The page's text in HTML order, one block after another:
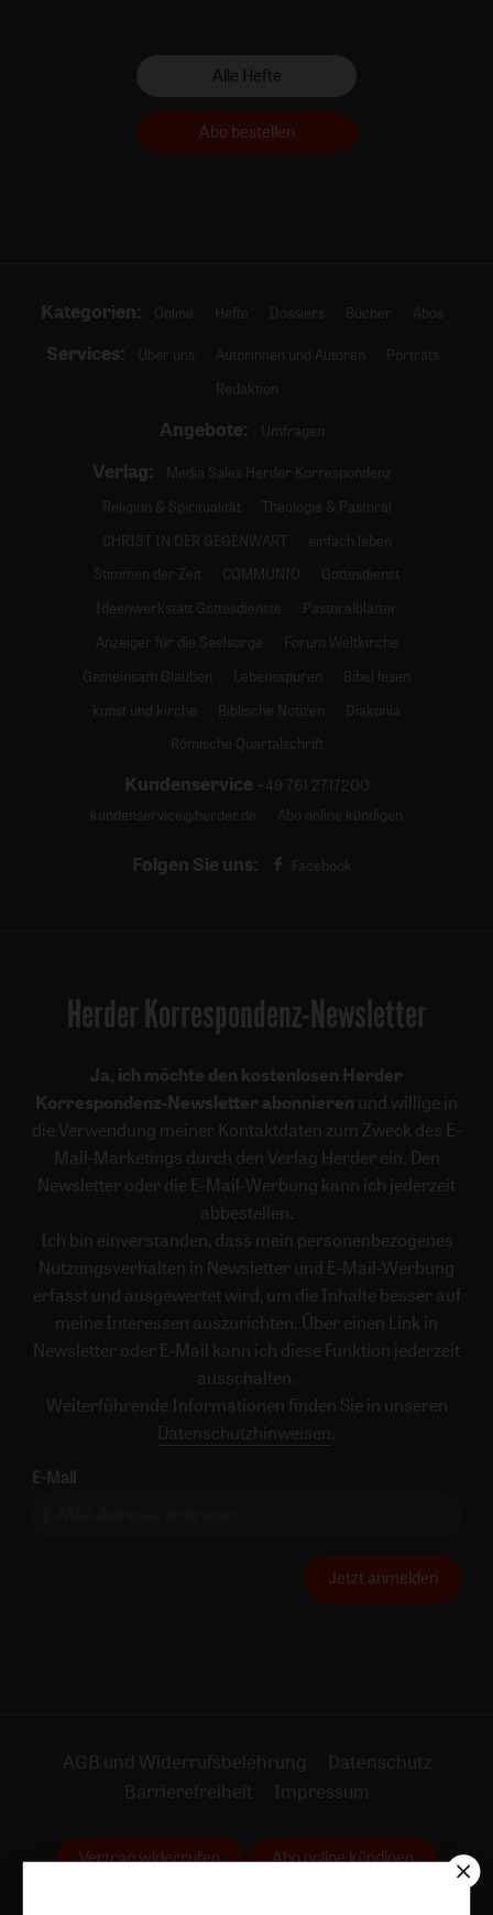
Alle Hefte
Abo bestellen
Kategorien: Online Hefte Dossiers Bücher Abos
Services: Über uns Autorinnen und Autoren
Porträts
Redaktion
Angebote: Umfragen
Verlag:
Media Sales Herder Korrespondenz
Religion & Spiritualität
Theologie & Pastoral
CHRIST IN DER GEGENWART
einfach leben
Stimmen der Zeit
COMMUNIO
Gottesdienst
Ideenwerkstatt Gottesdienste
Pastoralblätter
Anzeiger für die Seelsorge
Forum Weltkirche
Gemeinsam Glauben
Lebensspuren
Bibel lesen
kunst und kirche
Biblische Notizen
Diakonia
Römische Quartalschrift
Kundenservice +49 761 2717200
kundenservice@herder.de
Abo online kündigen
Folgen Sie uns: Facebook
Herder Korrespondenz-Newsletter
Ja, ich möchte den kostenlosen Herder
Korrespondenz-Newsletter abonnieren und willige in
die Verwendung meiner Kontaktdaten zum Zweck des E-
Mail-Marketings durch den Verlag Herder ein. Den
Newsletter oder die E-Mail-Werbung kann ich jederzeit
abbestellen.
Ich bin einverstanden, dass mein personenbezogenes
Nutzungsverhalten in Newsletter und E-Mail-Werbung
erfasst und ausgewertet wird, um die Inhalte besser auf
meine Interessen auszurichten. Über einen Link in
Newsletter oder E-Mail kann ich diese Funktion jederzeit
ausschalten.
Weiterführende Informationen finden Sie in unseren
Datenschutzhinweisen .
E-Mail
Jetzt anmelden
AGB und Widerrufsbelehrung
Datenschutz
Barrierefreiheit
Impressum
Vertrag widerrufen Abo online kündigen